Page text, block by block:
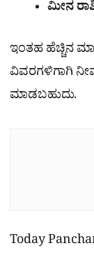
ಮೀನ
ಇಂತಹ ಹೆಚ್ಚಿನ
ವಿವರಗಳಿಗಾಗಿ
ಮಾಡಬಹುದು.
Today